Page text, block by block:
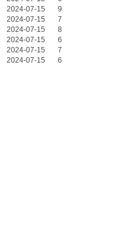
2024-07-15
9
2024-07-15
7
2024-07-15
8
2024-07-15
6
2024-07-15
7
2024-07-15
6